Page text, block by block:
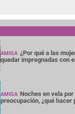
AMIGA ¿Por qué a las
quedar impregnadas con
AMIGA Noches en vela
preocupación, ¿qué hacer